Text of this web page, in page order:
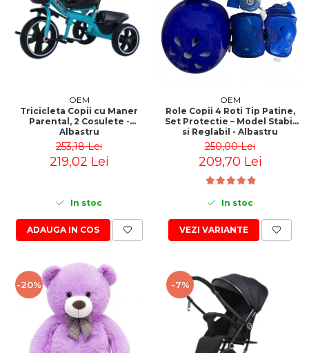
OEM
Tricicleta Copii cu Maner
Parental, 2 Cosulete -
Albastru
253,18 Lei
219,02 Lei
In stoc
ADAUGA IN COS
OEM
Role Copii 4 Roti Tip Patine,
Set Protectie – Model Stabil
si Reglabil - Albastru
250,00 Lei
209,70 Lei
In stoc
VEZI VARIANTE
-20% -7%